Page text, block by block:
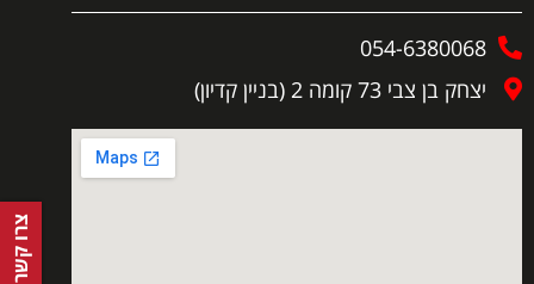
054-6380068
יצחק בן צבי 73 קומה 2 (בניין קדיון)
צרו קשר